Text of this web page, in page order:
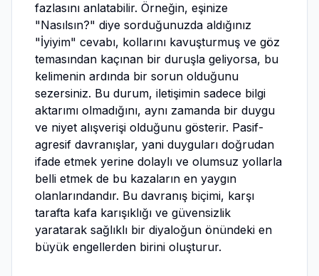
fazlasını anlatabilir. Örneğin, eşinize
"Nasılsın?" diye sorduğunuzda aldığınız
"İyiyim" cevabı, kollarını kavuşturmuş ve göz
temasından kaçınan bir duruşla geliyorsa, bu
kelimenin ardında bir sorun olduğunu
sezersiniz. Bu durum, iletişimin sadece bilgi
aktarımı olmadığını, aynı zamanda bir duygu
ve niyet alışverişi olduğunu gösterir. Pasif-
agresif davranışlar, yani duyguları doğrudan
ifade etmek yerine dolaylı ve olumsuz yollarla
belli etmek de bu kazaların en yaygın
olanlarındandır. Bu davranış biçimi, karşı
tarafta kafa karışıklığı ve güvensizlik
yaratarak sağlıklı bir diyaloğun önündeki en
büyük engellerden birini oluşturur.